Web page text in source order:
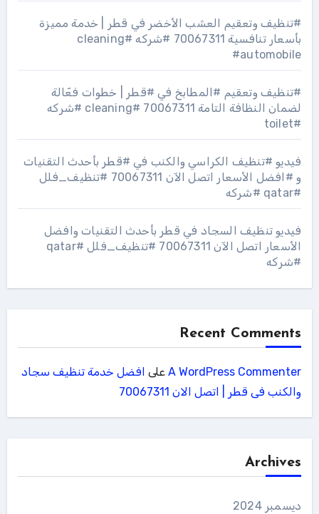
#تنظيف وتعقيم العشب الأخضر في قطر | خدمة مميزة
بأسعار تنافسية 70067311 #شركه #cleaning
#automobile
#تنظيف وتعقيم #المطابخ في #قطر | خطوات فعّالة
لضمان النظافة التامة 70067311 #cleaning #شركه
#toilet
فيديو #تنظيف الكراسي والكنب في #قطر بأحدث التقنيات
و #افضل الأسعار اتصل الآن 70067311 #تنظيف_فلل
#qatar #شركه
فيديو تنظيف السجاد في قطر بأحدث التقنيات وافضل
الأسعار اتصل الآن 70067311 #تنظيف_فلل #qatar
#شركه
Recent Comments
A WordPress Commenterعلى افضل خدمة تنظيف سجاد
والكنب فى قطر | اتصل الان 70067311
Archives
ديسمبر 2024